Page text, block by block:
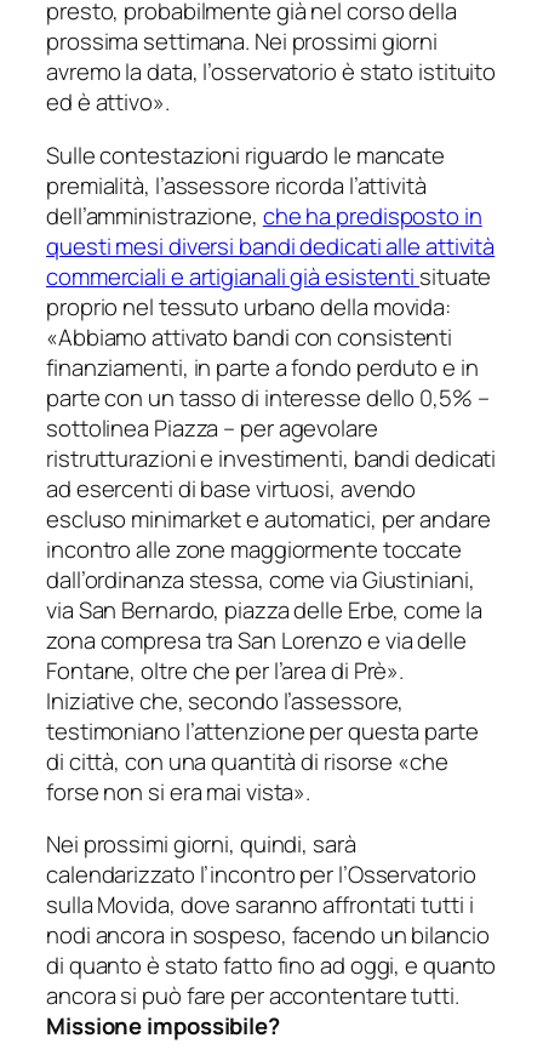
presto, probabilmente già nel corso della
prossima settimana. Nei prossimi giorni
avremo la data, l’osservatorio è stato istituito
ed è attivo».
Sulle contestazioni riguardo le mancate
premialità, l’assessore ricorda l’attività
dell’amministrazione, che ha predisposto in
questi mesi diversi bandi dedicati alle attività
commerciali e artigianali già esistenti situate
proprio nel tessuto urbano della movida:
«Abbiamo attivato bandi con consistenti
finanziamenti, in parte a fondo perduto e in
parte con un tasso di interesse dello 0,5% –
sottolinea Piazza – per agevolare
ristrutturazioni e investimenti, bandi dedicati
ad esercenti di base virtuosi, avendo
escluso minimarket e automatici, per andare
incontro alle zone maggiormente toccate
dall’ordinanza stessa, come via Giustiniani,
via San Bernardo, piazza delle Erbe, come la
zona compresa tra San Lorenzo e via delle
Fontane, oltre che per l’area di Prè».
Iniziative che, secondo l’assessore,
testimoniano l’attenzione per questa parte
di città, con una quantità di risorse «che
forse non si era mai vista».
Nei prossimi giorni, quindi, sarà
calendarizzato l’incontro per l’Osservatorio
sulla Movida, dove saranno affrontati tutti i
nodi ancora in sospeso, facendo un bilancio
di quanto è stato fatto fino ad oggi, e quanto
ancora si può fare per accontentare tutti.
Missione impossibile?